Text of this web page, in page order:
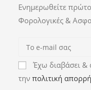
Ενημερωθείτε
Φορολογικές &
Έχω διαβάσει &
τηνπολιτική